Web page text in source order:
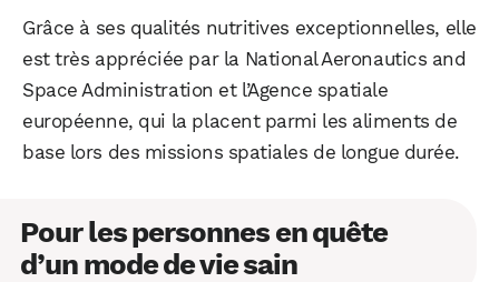
Grâce à ses qualités nutritives exceptionnelles, elle
est très appréciée par la National Aeronautics and
Space Administration et l’Agence spatiale
européenne, qui la placent parmi les aliments de
base lors des missions spatiales de longue durée.
Pour les personnes en quête
d’un mode de vie sain